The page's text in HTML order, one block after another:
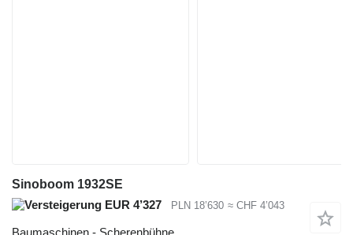
Sinoboom 1932SE
EUR 4’327
PLN 18’630 ≈ CHF 4’043
Baumaschinen - Scherenbühne